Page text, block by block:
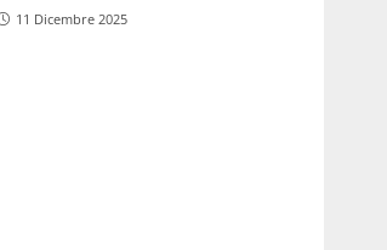
11 Dicembre 2025